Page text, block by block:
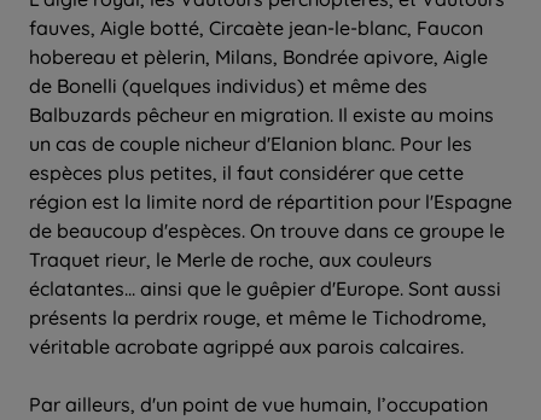
fauves, Aigle botté, Circaète jean-le-blanc, Faucon
hobereau et pèlerin, Milans, Bondrée apivore, Aigle
de Bonelli (quelques individus) et même des
Balbuzards pêcheur en migration. Il existe au moins
un cas de couple nicheur d'Elanion blanc. Pour les
espèces plus petites, il faut considérer que cette
région est la limite nord de répartition pour l'Espagne
de beaucoup d'espèces. On trouve dans ce groupe le
Traquet rieur, le Merle de roche, aux couleurs
éclatantes... ainsi que le guêpier d'Europe. Sont aussi
présents la perdrix rouge, et même le Tichodrome,
véritable acrobate agrippé aux parois calcaires.
Par ailleurs, d'un point de vue humain, l’occupation